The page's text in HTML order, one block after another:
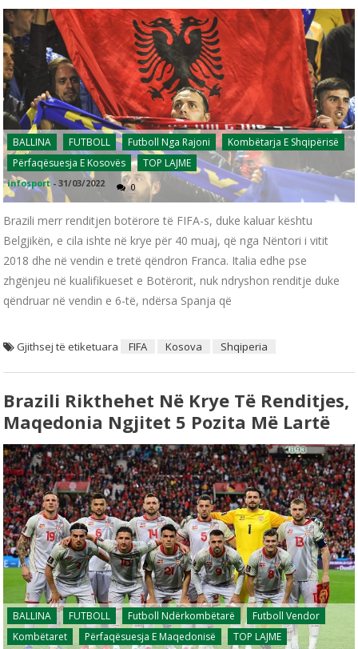
BALLINA FUTBOLL Futboll Nga Rajoni
Kombëtarja E Shqipërisë
Përfaqësuesja E Kosovës
TOP LAJME
infosport -31/03/2022 0
Brazili merr renditjen botërore të FIFA-s, duke kaluar kështu
Belgjikën, e cila ishte në krye për 40 muaj, që nga Nëntori i vitit
2018 dhe në vendin e tretë qëndron Franca. Italia edhe pse
zhgënjeu në kualifikueset e Botërorit, nuk ndryshon renditje duke
qëndruar në vendin e 6-të, ndërsa Spanja që
Gjithsej të etiketuara FIFA Kosova Shqiperia
Brazili Rikthehet Në Krye Të Renditjes,
Maqedonia Ngjitet 5 Pozita Më Lartë
BALLINA FUTBOLL Futboll Ndërkombëtarë
Futboll Vendor
Kombëtaret
Përfaqësuesja E Maqedonisë TOP LAJME